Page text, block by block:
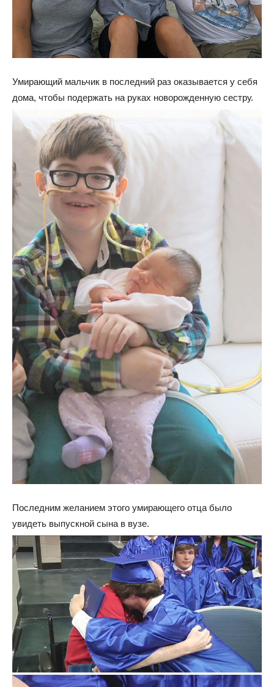
Умирающий мальчик в последний раз оказывается у себя
дома, чтобы подержать на руках новорожденную сестру.
Последним желанием этого умирающего отца было
увидеть выпускной сына в вузе.